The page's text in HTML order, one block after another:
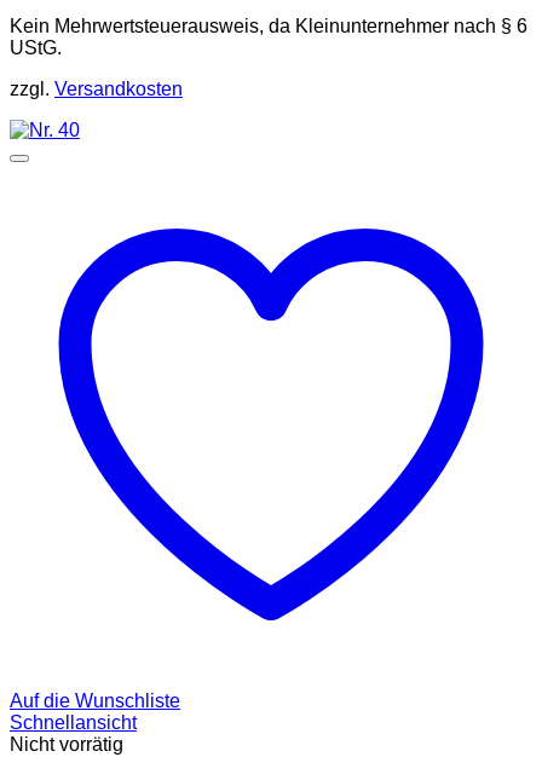
Kein Mehrwertsteuerausweis, da Kleinunternehmer nach § 6
UStG.
zzgl. Versandkosten
Auf die Wunschliste
Schnellansicht
Nicht vorrätig